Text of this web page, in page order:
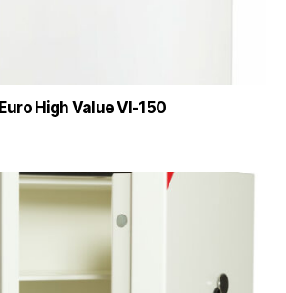
Euro High Value VI-150